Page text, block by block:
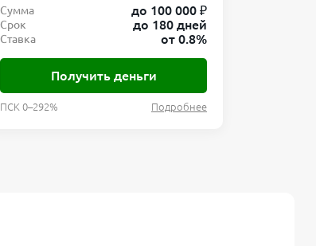
Сумма до 100 000 ₽
Срок до 180 дней
Ставка от 0.8%
Получить деньги
ПСК 0–292% Подробнее